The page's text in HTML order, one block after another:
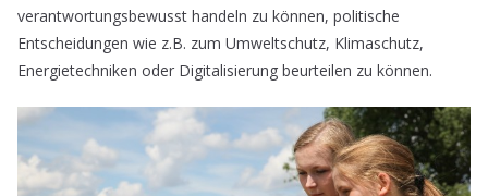
verantwortungsbewusst handeln zu können, politische
Entscheidungen wie z.B. zum Umweltschutz, Klimaschutz,
Energietechniken oder Digitalisierung beurteilen zu können.